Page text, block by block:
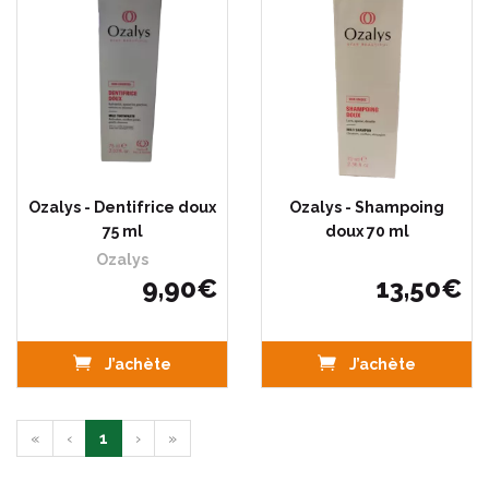
Ozalys - Dentifrice doux
75 ml
Ozalys
9,90€
J’achète
Ozalys - Shampoing
doux 70 ml
13,50€
J’achète
« ‹ 1 › »